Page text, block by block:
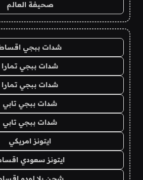
صحيفة العالم
شدات ببجي
شدات ببجي تمارا
شدات ببجي تمارا
شدات ببجي تابي
شدات ببجي تابي
ايتونز امريكي
ايتونز سعودي